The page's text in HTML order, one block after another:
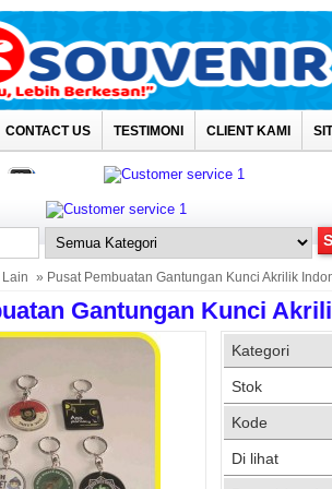
CONTACT US TESTIMONI CLIENT KAMI
» Pusat Pembuatan Gantungan Kunci Akrilik
Gantungan Kunci
Kategori
Stok
Kode
Di lihat